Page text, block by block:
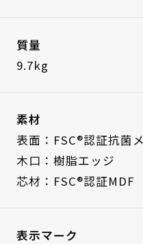
質量
9.7kg
素材
表面：FSC®認証抗菌
木口：樹脂エッジ
芯材：FSC®認証MDF
表示マーク